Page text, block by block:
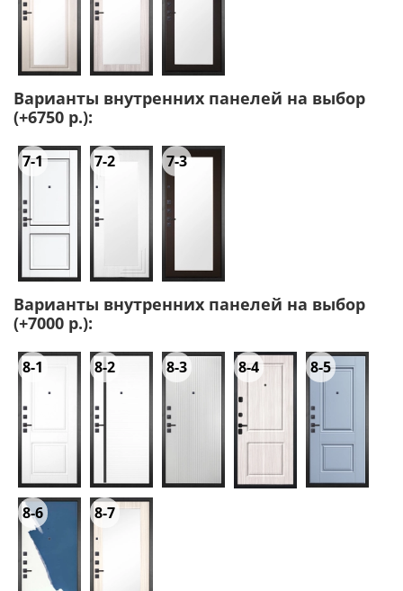
Варианты внутренних панелей на выбор
(+6750 р.):
7-1 7-2 7-3
Варианты внутренних панелей на выбор
(+7000 р.):
8-1 8-2 8-3 8-4 8-5
8-6 8-7